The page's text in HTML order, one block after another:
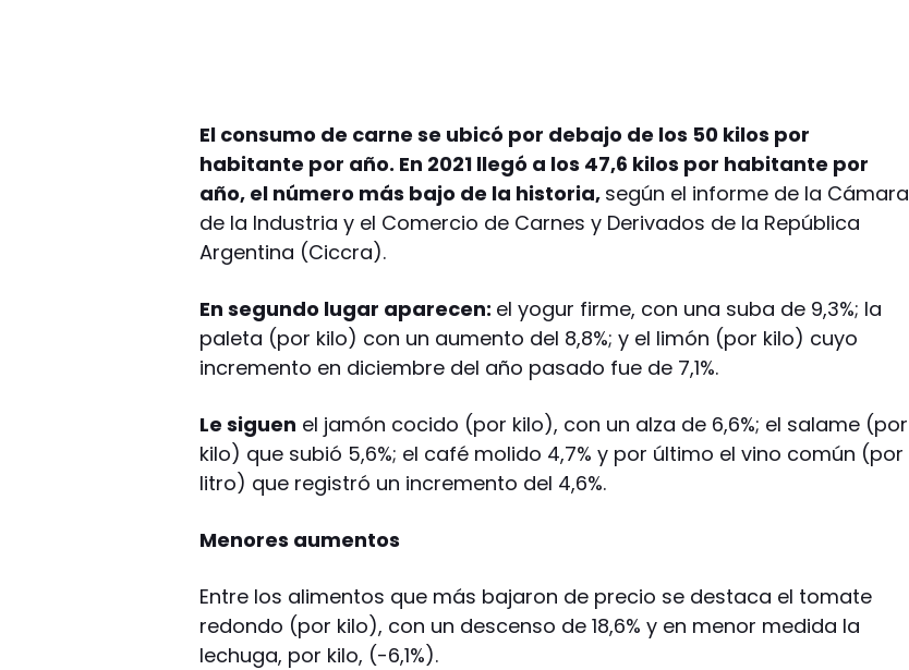
El consumo de carne se ubicó por debajo de los 50 kilos por
habitante por año. En 2021 llegó a los 47,6 kilos por habitante por
año, el número más bajo de la historia, según el informe de la Cámara
de la Industria y el Comercio de Carnes y Derivados de la República
Argentina (Ciccra).
En segundo lugar aparecen: el yogur firme, con una suba de 9,3%; la
paleta (por kilo) con un aumento del 8,8%; y el limón (por kilo) cuyo
incremento en diciembre del año pasado fue de 7,1%.
Le siguen el jamón cocido (por kilo), con un alza de 6,6%; el salame (por
kilo) que subió 5,6%; el café molido 4,7% y por último el vino común (por
litro) que registró un incremento del 4,6%.
Menores aumentos
Entre los alimentos que más bajaron de precio se destaca el tomate
redondo (por kilo), con un descenso de 18,6% y en menor medida la
lechuga, por kilo, (-6,1%).